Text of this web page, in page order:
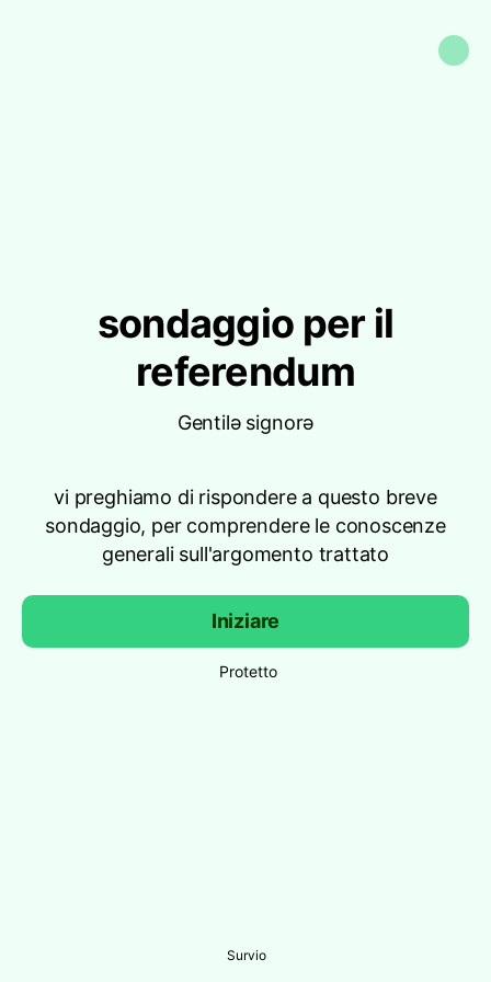
sondaggio per il
referendum
Gentilə signorə
vi preghiamo di rispondere a questo breve
sondaggio, per comprendere le conoscenze
generali sull'argomento trattato
Iniziare
Protetto
Survio